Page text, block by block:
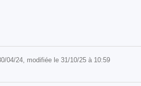
04/24, modifiée le 31/10/25 à 10:59